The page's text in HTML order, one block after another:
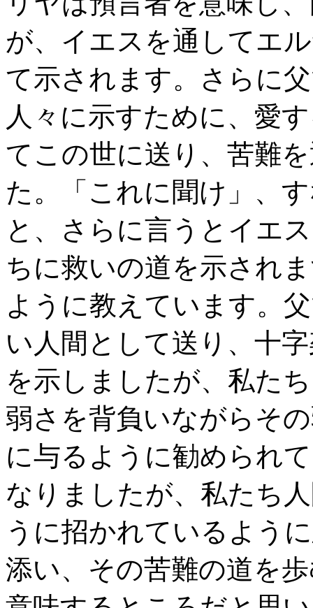
が、イエスを通してエ
て示されます。さらに
人々に示すために、愛
てこの世に送り、苦難
た。「これに聞け」、
と、さらに言うとイエ
ちに救いの道を示され
ように教えています。
い人間として送り、十
を示しましたが、私た
弱さを背負いながらそ
に与るように勧められ
なりましたが、私たち
うに招かれているよう
添い、その苦難の道を